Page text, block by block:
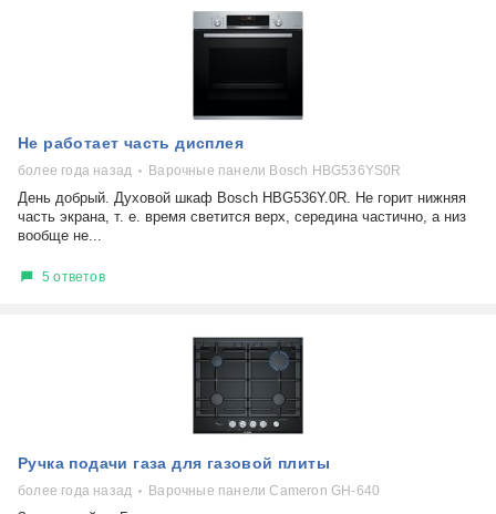
Не работает часть дисплея
более года назад Варочные панели Bosch HBG536YS0R
День добрый. Духовой шкаф Bosch HBG536Y.0R. Не горит нижняя
часть экрана, т. е. время светится верх, середина частично, а низ
вообще не...
5 ответов
Ручка подачи газа для газовой плиты
более года назад Варочные панели Cameron GH-640